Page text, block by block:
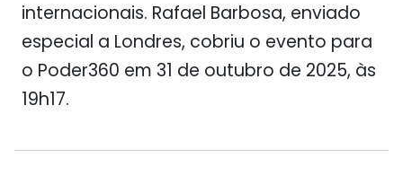
internacionais. Rafael Barbosa, enviado
especial a Londres, cobriu o evento para
o Poder360 em 31 de outubro de 2025, às
19h17.